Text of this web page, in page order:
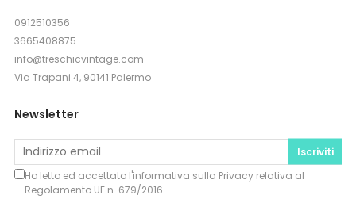
0912510356
3665408875
info@treschicvintage.com
Via Trapani 4, 90141 Palermo
Newsletter
Iscriviti
Ho letto ed accettato l'informativa sulla Privacyrelativa al
Regolamento UE n. 679/2016